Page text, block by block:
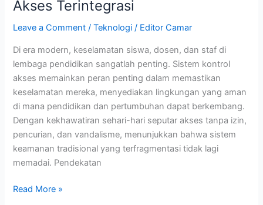
Akses Terintegrasi
Leave a Comment /Teknologi / Editor Camar
Di era modern, keselamatan siswa, dosen, dan staf di
lembaga pendidikan sangatlah penting. Sistem kontrol
akses memainkan peran penting dalam memastikan
keselamatan mereka, menyediakan lingkungan yang aman
di mana pendidikan dan pertumbuhan dapat berkembang.
Dengan kekhawatiran sehari-hari seputar akses tanpa izin,
pencurian, dan vandalisme, menunjukkan bahwa sistem
keamanan tradisional yang terfragmentasi tidak lagi
memadai. Pendekatan
Read More »